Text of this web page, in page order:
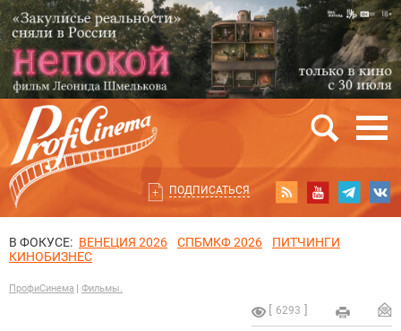
ПОДПИСАТЬСЯ
В ФОКУСЕ: ВЕНЕЦИЯ 2026 СПБМКФ 2026
ПИТЧИНГИ
КИНОБИЗНЕС
ПрофиСинема Фильмы.
6293